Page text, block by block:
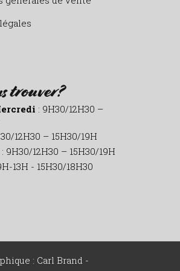
trouver?
: 9H30/12H30 –
12H30 – 15H30/19H
: 9H30/12H30 – 15H30/19H
13H - 15H30/18H30
: Carl Brand -